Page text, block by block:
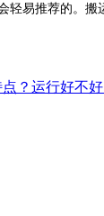
易推荐的。
？运行好不好